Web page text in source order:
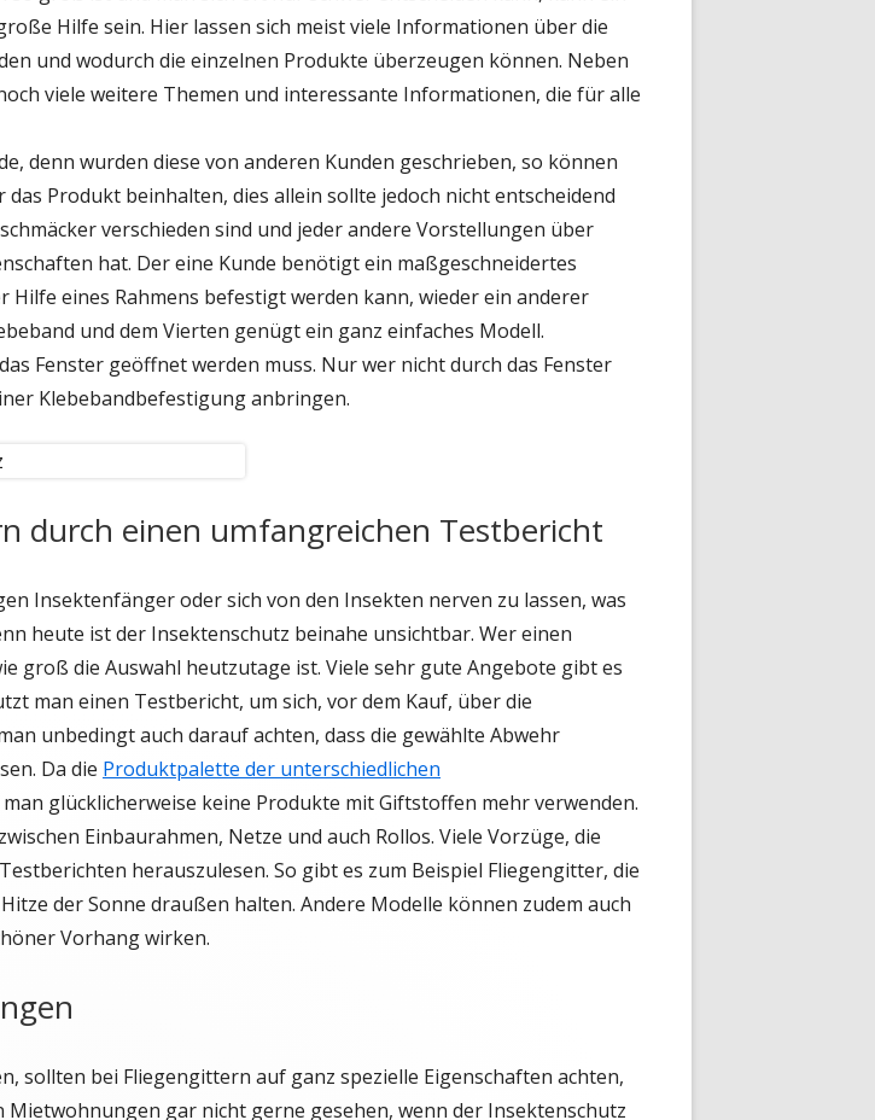
Hilfe sein. Hier lassen sich meist viele Informationen über die
und wodurch die einzelnen Produkte überzeugen können. Neben
viele weitere Themen und interessante Informationen, die für alle
denn wurden diese von anderen Kunden geschrieben, so können
Produkt beinhalten, dies allein sollte jedoch nicht entscheidend
verschieden sind und jeder andere Vorstellungen über
hat. Der eine Kunde benötigt ein maßgeschneidertes
eines Rahmens befestigt werden kann, wieder ein anderer
und dem Vierten genügt ein ganz einfaches Modell.
Fenster geöffnet werden muss. Nur wer nicht durch das Fenster
Klebebandbefestigung anbringen.
durch einen umfangreichen Testbericht
Insektenfänger oder sich von den Insekten nerven zu lassen, was
heute ist der Insektenschutz beinahe unsichtbar. Wer einen
groß die Auswahl heutzutage ist. Viele sehr gute Angebote gibt es
man einen Testbericht, um sich, vor dem Kauf, über die
unbedingt auch darauf achten, dass die gewählte Abwehr
Da die Produktpalette der unterschiedlichen
glücklicherweise keine Produkte mit Giftstoffen mehr verwenden.
Einbaurahmen, Netze und auch Rollos. Viele Vorzüge, die
herauszulesen. So gibt es zum Beispiel Fliegengitter, die
der Sonne draußen halten. Andere Modelle können zudem auch
Vorhang wirken.
sollten bei Fliegengittern auf ganz spezielle Eigenschaften achten,
gar nicht gerne gesehen, wenn der Insektenschutz